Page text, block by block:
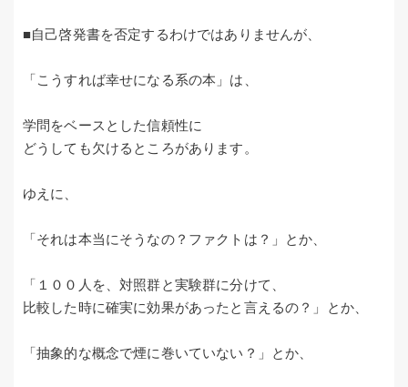
■自己啓発書を否定するわけではありませんが、
「こうすれば幸せになる系の本」は、
学問をベースとした信頼性に
どうしても欠けるところがあります。
ゆえに、
「それは本当にそうなの？ファクトは？」とか、
「１００人を、対照群と実験群に分けて、
比較した時に確実に効果があったと言えるの？」とか、
「抽象的な概念で煙に巻いていない？」とか、